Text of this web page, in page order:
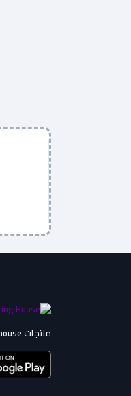
منتجات editing-house